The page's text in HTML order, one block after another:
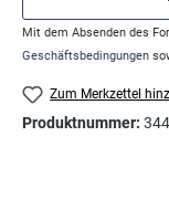
Mit dem Absenden des
Geschäftsbedingungen
Zum Merkzettel
Produktnummer: